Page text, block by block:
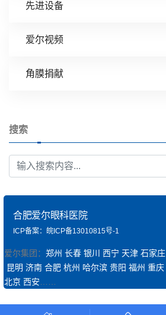
先进设备
爱尔视频
角膜捐献
搜索
合肥爱尔眼科医院
ICP备案：皖ICP备13010815号-1
爱尔集团： 郑州 长春 银川 西宁 天津 石家庄
昆明 济南 合肥 杭州 哈尔滨 贵阳 福州 重庆
北京 西安